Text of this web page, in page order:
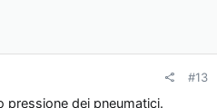
#13
pressione dei pneumatici.